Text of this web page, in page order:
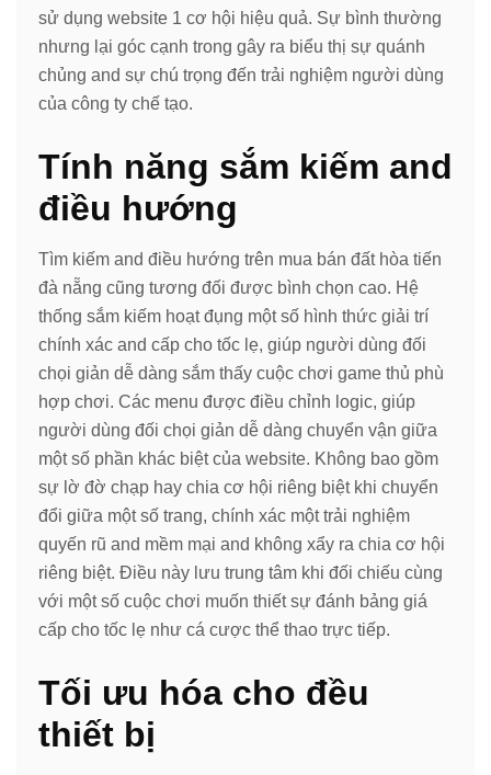
sử dụng website 1 cơ hội hiệu quả. Sự bình thường
nhưng lại góc cạnh trong gây ra biểu thị sự quánh
chủng and sự chú trọng đến trải nghiệm người dùng
của công ty chế tạo.
Tính năng sắm kiếm and
điều hướng
Tìm kiếm and điều hướng trên mua bán đất hòa tiến
đà nẵng cũng tương đối được bình chọn cao. Hệ
thống sắm kiếm hoạt đụng một số hình thức giải trí
chính xác and cấp cho tốc lẹ, giúp người dùng đối
chọi giản dễ dàng sắm thấy cuộc chơi game thủ phù
hợp chơi. Các menu được điều chỉnh logic, giúp
người dùng đối chọi giản dễ dàng chuyển vận giữa
một số phần khác biệt của website. Không bao gồm
sự lờ đờ chạp hay chia cơ hội riêng biệt khi chuyển
đổi giữa một số trang, chính xác một trải nghiệm
quyến rũ and mềm mại and không xẩy ra chia cơ hội
riêng biệt. Điều này lưu trung tâm khi đối chiếu cùng
với một số cuộc chơi muốn thiết sự đánh bảng giá
cấp cho tốc lẹ như cá cược thể thao trực tiếp.
Tối ưu hóa cho đều
thiết bị